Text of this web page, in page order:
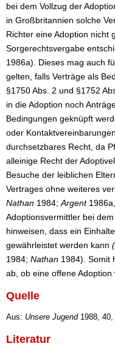
bei dem Vollzug der
in Großbritannien solche
Richter eine Adoption nicht
Sorgerechtsvergabe
1986a). Dieses mag auch
gelten, falls Verträge als
§1750 Abs. 2 und §1752
in die Adoption noch
Bedingungen geknüpft
oder
durchsetzbares Recht, da
alleinige Recht der
Besuche der leiblichen
Vertrages ohne weiteres
Nathan 1984; Argent
Adoptionsvermittler bei
hinweisen, dass ein
gewährleistet werden kann
1984; Nathan 1984). Somit
ab, ob eine offene Adoption
Quelle
Aus: Unsere Jugend1988, 40,
Literatur